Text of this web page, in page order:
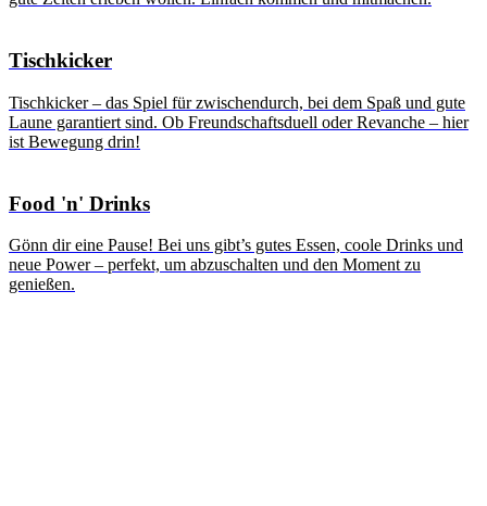
Tischkicker
Tischkicker – das Spiel für zwischendurch, bei dem Spaß und gute
Laune garantiert sind. Ob Freundschaftsduell oder Revanche – hier
ist Bewegung drin!
Food 'n' Drinks
Gönn dir eine Pause! Bei uns gibt’s gutes Essen, coole Drinks und
neue Power – perfekt, um abzuschalten und den Moment zu
genießen.